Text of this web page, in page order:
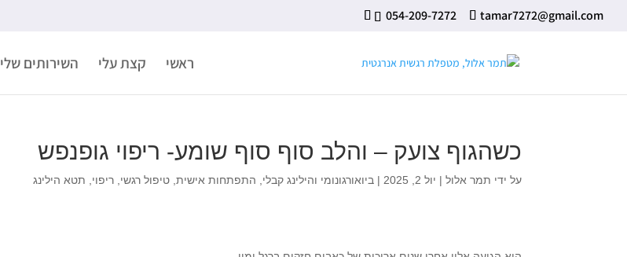
⁦ 054-209-7272⁩ tamar7272@gmail.com
ראשי קצת עלי השירותים שלי
כשהגוף צועק – והלב סוף סוף שומע- ריפוי גופנפש
על ידי תמר אלול | יול 2, 2025 | ביואורגונומי והילינג קבלי התפתחות אישית ,טיפול רגשי ,ריפוי תטא הילינג